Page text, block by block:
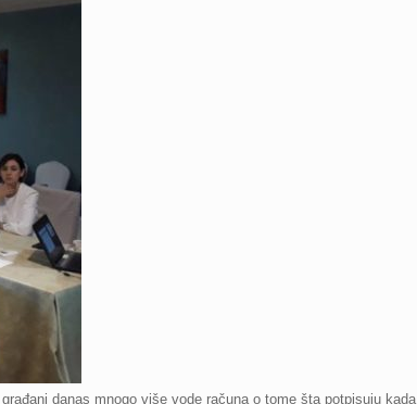
danas mnogo više vode računa o tome šta potpisuju kada